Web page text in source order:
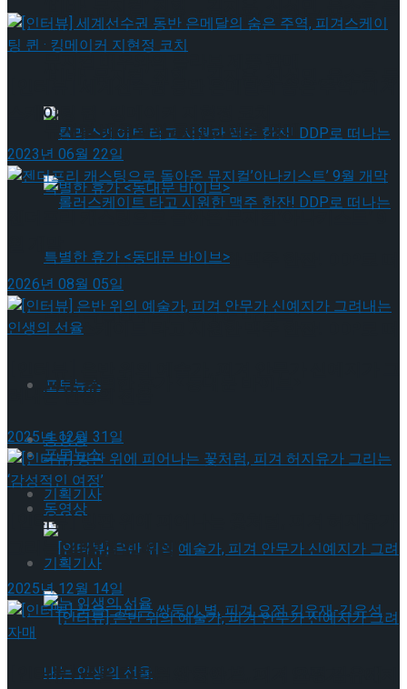
롤러스케이트 타고 시원한 맥주 한잔! DDP로 떠
나는 특별한 휴가 <동대문 바이브>
포토뉴스
동영상
기획기사
[인터뷰] 은반 위의 예술가, 피겨 안무가 신예지
혜화로운 공연생활, 자립준비 청년 후원 방송
뮤지컬 배우와의 콜라보 제품 판매
롤러스케이트 타고 시원한 맥주 한잔! DDP로 떠
나는 특별한 휴가 <동대문 바이브>
포토뉴스
동영상
기획기사
스케이팅 퀸 · 킹메이커 지현정 코치
2023년 06월 22일
젠더프리 캐스팅으로 돌아온 뮤지컬’아나키스트’ 9
2026년 08월 05일
려내는 인생의 선율
2025년 12월 31일
[인터뷰] 빙판 위에 피어나는 꽃처럼, 피겨 허지유가
그리는 ‘감성적인 여정’
2025년 12월 14일
[인터뷰] 꿈을 그리는 쌍둥이 별, 피겨 요정 김유재-